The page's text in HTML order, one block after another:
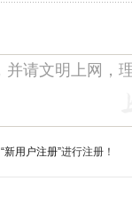
“新用户注册”进行注册！